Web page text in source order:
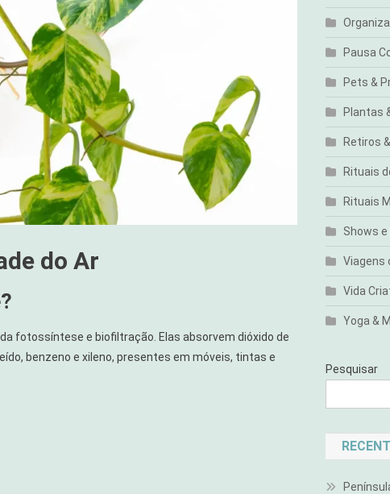
do Ar
fotossíntese e biofiltração. Elas absorvem dióxido de
benzeno e xileno, presentes em móveis, tintas e
Pausa
Pets &
Plantas
Retiros
Rituais
Rituais
Shows
Viagens
Vida
Yoga &
Pesquisar